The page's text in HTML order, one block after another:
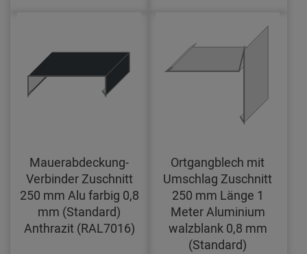
Mauerabdeckung-
Verbinder Zuschnitt
250 mm Alu farbig 0,8
mm (Standard)
Anthrazit (RAL7016)
Ortgangblech mit
Umschlag Zuschnitt
250 mm Länge 1
Meter Aluminium
walzblank 0,8 mm
(Standard)